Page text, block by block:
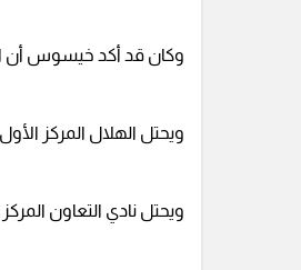
وكان قد أكد خيسوس أن
ويحتل الهلال المركز
ويحتل نادي التعاون المركز الرابع برصيد 25 نقطة، في